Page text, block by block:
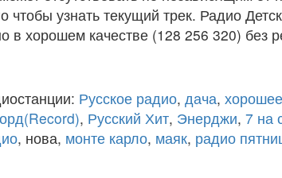
чтобы узнать текущий трек. Радио
в хорошем качестве (128 256 320) без
Русское радио, дача, хорошее
, Русский Хит, Энерджи, 7 на
, нова, монте карло, маяк, радио